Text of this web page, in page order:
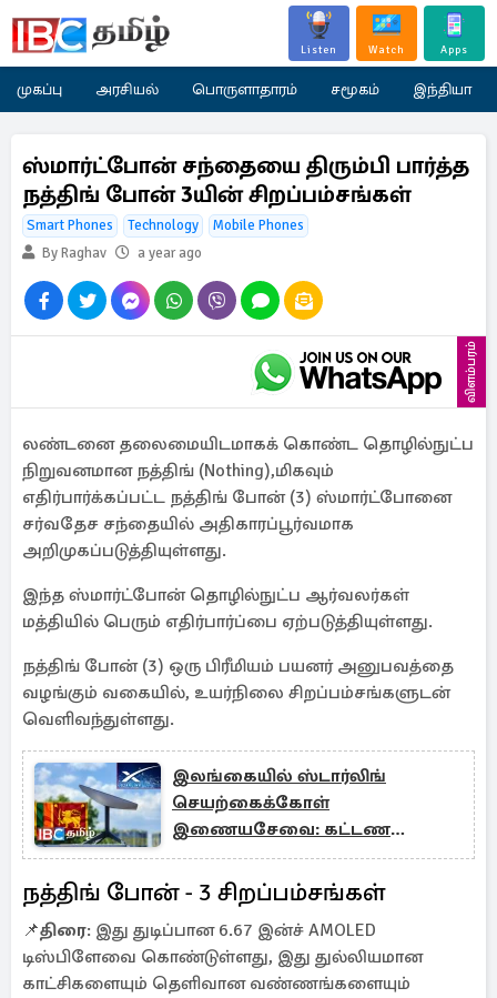
Listen Watch Apps
முகப்பு அரசியல் பொருளாதாரம் சமூகம் இந்தியா
ஸ்மார்ட்போன் சந்தையை திரும்பி பார்த்த
நத்திங் போன் 3யின் சிறப்பம்சங்கள்
Smart Phones Technology
Mobile Phones
By Raghav
a year ago
விளம்பரம்
லண்டனை தலைமையிடமாகக் கொண்ட தொழில்நுட்ப
நிறுவனமான நத்திங் (Nothing),மிகவும்
எதிர்பார்க்கப்பட்ட நத்திங் போன் (3) ஸ்மார்ட்போனை
சர்வதேச சந்தையில் அதிகாரப்பூர்வமாக
அறிமுகப்படுத்தியுள்ளது.
இந்த ஸ்மார்ட்போன் தொழில்நுட்ப ஆர்வலர்கள்
மத்தியில் பெரும் எதிர்பார்ப்பை ஏற்படுத்தியுள்ளது.
நத்திங் போன் (3) ஒரு பிரீமியம் பயனர் அனுபவத்தை
வழங்கும் வகையில், உயர்நிலை சிறப்பம்சங்களுடன்
வெளிவந்துள்ளது.
இலங்கையில் ஸ்டார்லிங்
செயற்கைக்கோள்
இணையசேவை: கட்டண
விபரங்கள் வெளியாகின
நத்திங் போன் - 3 சிறப்பம்சங்கள்
📌திரை: இது துடிப்பான 6.67 இன்ச் AMOLED
டிஸ்பிளேவை கொண்டுள்ளது, இது துல்லியமான
காட்சிகளையும் தெளிவான வண்ணங்களையும்